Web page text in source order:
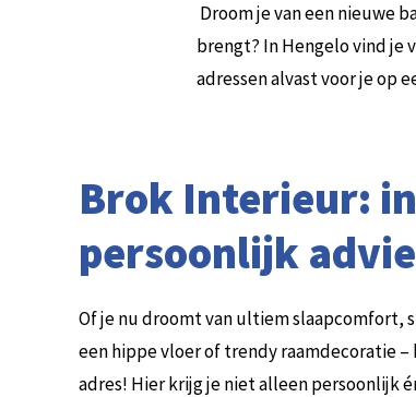
Droom je van een nieuwe
brengt? In Hengelo vind je
adressen alvast voor je op
Brok Interieur:
persoonlijk
Of je nu droomt van ultiem
een hippe vloer of trendy raamdecoratie
adres! Hier krijg je niet alleen persoonlijk